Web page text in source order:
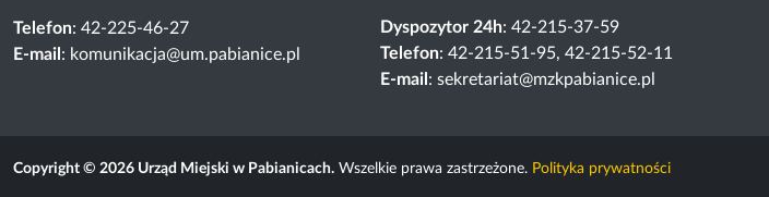
Telefon: 42-225-46-27
E-mail : komunikacja@um.pabianice.pl
Dyspozytor 24h: 42-215-37-59
Telefon: 42-215-51-95, 42-215-52-11
E-mail : sekretariat@mzkpabianice.pl
Copyright © 2026 Urząd Miejski w Pabianicach. Wszelkie prawa zastrzeżone. Polityka prywatności